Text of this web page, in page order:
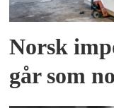
Norsk
går som